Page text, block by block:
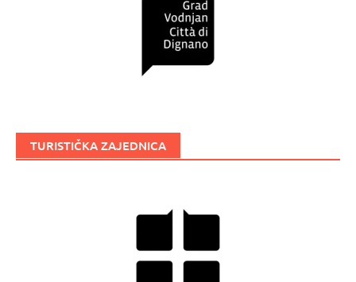
TURISTIČKA ZAJEDNICA